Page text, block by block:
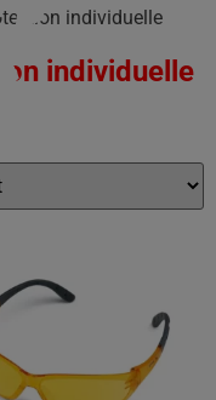
individuelle
individuelle